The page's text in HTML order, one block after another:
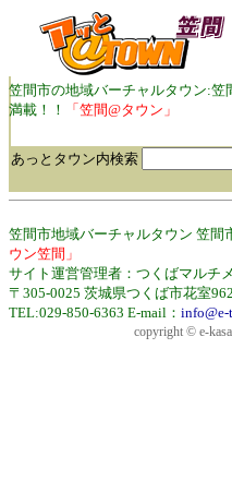
笠間市の地域バーチャルタウン:笠
満載！！
「笠間@タウン」
あっとタウン内検索
笠間市地域バーチャルタウン 笠間
ウン笠間」
サイト運営管理者：つくばマルチ
〒305-0025 茨城県つくば市花室
TEL:029-850-6363 E-mail： info@e-
copyright © e-